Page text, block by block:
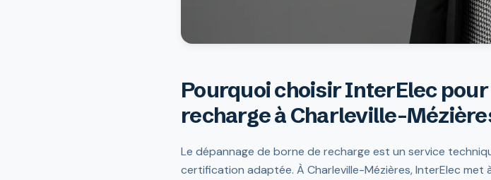
Pourquoi choisir InterElec
recharge à Charleville-
Le dépannage de borne de recharge est un service
certification adaptée. À Charleville-Mézières, InterElec